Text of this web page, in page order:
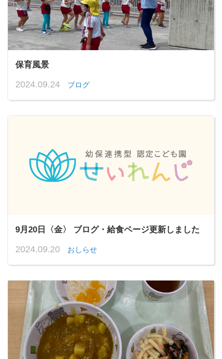
保育風景
2024.09.24 ブログ
9月20日〈金〉 ブログ・給食ページ更新しました
2024.09.20 おしらせ